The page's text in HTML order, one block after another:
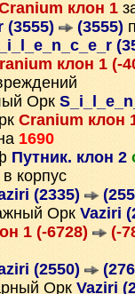
клон 1
(3555)
(3555)
клон 1 (-
Орк
Cranium клон
1690
Путник. клон 2
в корпус
(2335)
Орк Vaziri
1 (-6728) (-
(2550)
Орк Vaziri